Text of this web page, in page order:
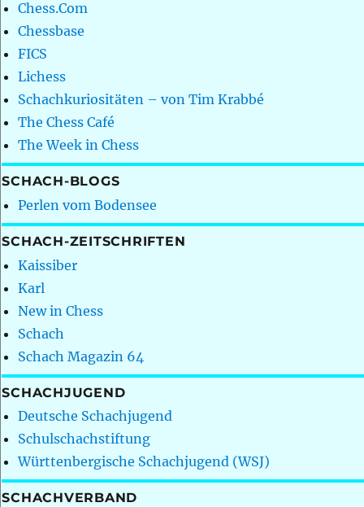
Chess.Com
Chessbase
FICS
Lichess
Schachkuriositäten – von Tim Krabbé
The Chess Café
The Week in Chess
SCHACH-BLOGS
Perlen vom Bodensee
SCHACH-ZEITSCHRIFTEN
Kaissiber
Karl
New in Chess
Schach
Schach Magazin 64
SCHACHJUGEND
Deutsche Schachjugend
Schulschachstiftung
Württenbergische Schachjugend (WSJ)
SCHACHVERBAND